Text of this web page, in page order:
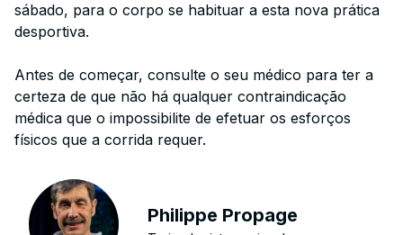
sábado, para o corpo se habituar a esta nova prática
desportiva.
Antes de começar, consulte o seu médico para ter a
certeza de que não há qualquer contraindicação
médica que o impossibilite de efetuar os esforços
físicos que a corrida requer.
Philippe Propage